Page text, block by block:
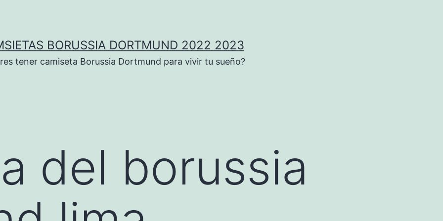
BORUSSIA DORTMUND 2022 2023
tener camiseta Borussia Dortmund para vivir tu sueño?
del borussia